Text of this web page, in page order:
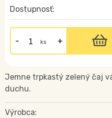
Dostupnosť:
ks
Jemne trpkastý zelený čaj
duchu.
Výrobca: